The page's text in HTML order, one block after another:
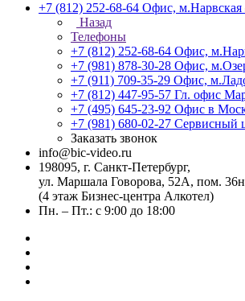
+7 (812) 252-68-64 Офис, м.Нарвская
Назад
Телефоны
+7 (812) 252-68-64 Офис,
+7 (981) 878-30-28 Офис,
+7 (911) 709-35-29 Офис,
+7 (812) 447-95-57 Гл. офис
+7 (495) 645-23-92 Офис в
+7 (981) 680-02-27 Сервисный
Заказать звонок
info@bic-video.ru
198095, г. Санкт-Петербург,
ул. Маршала Говорова, 52А, пом. 36н
(4 этаж Бизнес-центра Алкотел)
Пн. – Пт.: с 9:00 до 18:00